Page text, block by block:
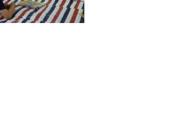
ッ
ト
ー
いてから上手に完成させ遊びま